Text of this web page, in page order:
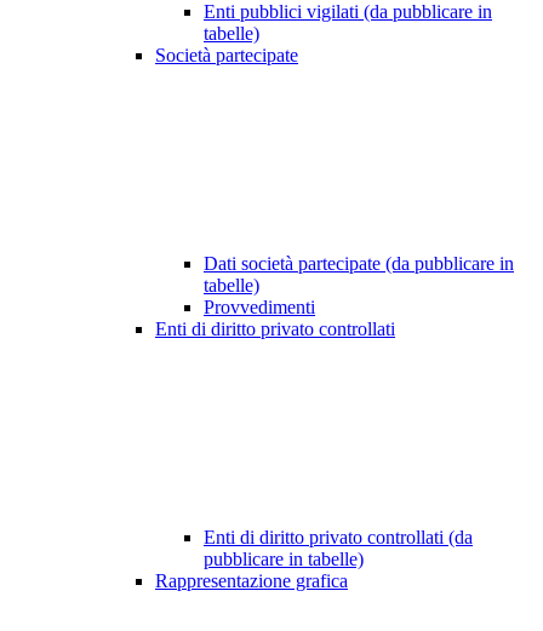
Enti pubblici vigilati (da pubblicare in
tabelle)
Società partecipate
Dati società partecipate (da pubblicare in
tabelle)
Provvedimenti
Enti di diritto privato controllati
Enti di diritto privato controllati (da
pubblicare in tabelle)
Rappresentazione grafica